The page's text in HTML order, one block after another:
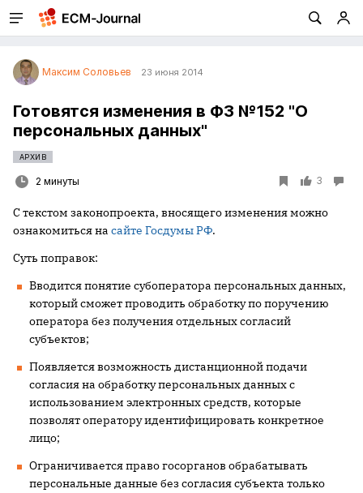
Максим Соловьев 23 июня 2014
Готовятся изменения в ФЗ №152 "О
персональных данных"
АРХИВ
2 минуты 3
С текстом законопроекта, вносящего изменения можно
ознакомиться на сайте Госдумы РФ.
Суть поправок:
Вводится понятие субоператора персональных данных,
который сможет проводить обработку по поручению
оператора без получения отдельных согласий
субъектов;
Появляется возможность дистанционной подачи
согласия на обработку персональных данных с
использованием электронных средств, которые
позволят оператору идентифицировать конкретное
лицо;
Ограничивается право госорганов обрабатывать
персональные данные без согласия субъекта только